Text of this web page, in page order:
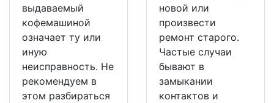
выдаваемый
кофемашиной
означает ту или
иную
неисправность. Не
рекомендуем в
этом разбираться
новой или
произвести
ремонт старого.
Частые случаи
бывают в
замыкании
контактов и